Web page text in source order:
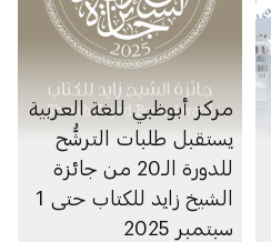
مركز أبوظبي للغة العربية
يستقبل طلبات الترشُّح
للدورة الـ20 من جائزة
الشيخ زايد للكتاب حتى 1
سبتمبر 2025